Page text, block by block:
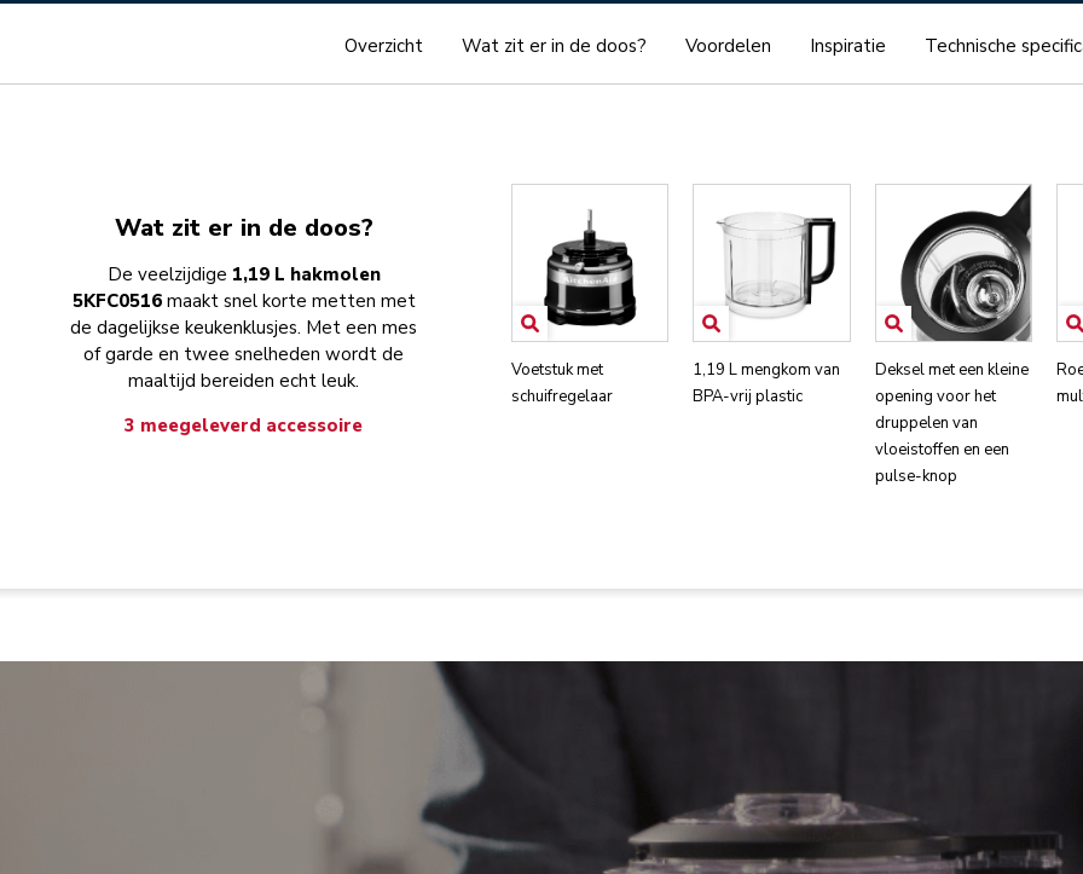
Overzicht Wat zit er in de doos? Voordelen Inspiratie Technische
Wat zit er in de doos?
De veelzijdige 1,19 L hakmolen
5KFC0516 maakt snel korte metten met
de dagelijkse keukenklusjes. Met een mes
of garde en twee snelheden wordt de
maaltijd bereiden echt leuk.
3 meegeleverd accessoire
Voetstuk met
schuifregelaar
1,19 L mengkom van
BPA-vrij plastic
Deksel met een kleine
opening voor het
druppelen van
vloeistoffen en een
pulse-knop